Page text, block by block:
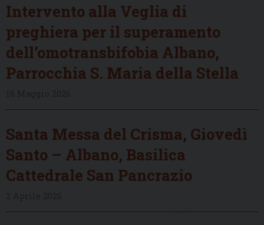
Intervento alla Veglia di
preghiera per il superamento
dell’omotransbifobia Albano,
Parrocchia S. Maria della Stella
Santa Messa del Crisma, Giovedì
Santo – Albano, Basilica
Cattedrale San Pancrazio